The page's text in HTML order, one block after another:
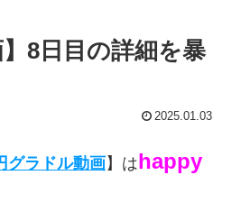
8日目の詳細を暴
2025.01.03
グラドル動画】はhappy